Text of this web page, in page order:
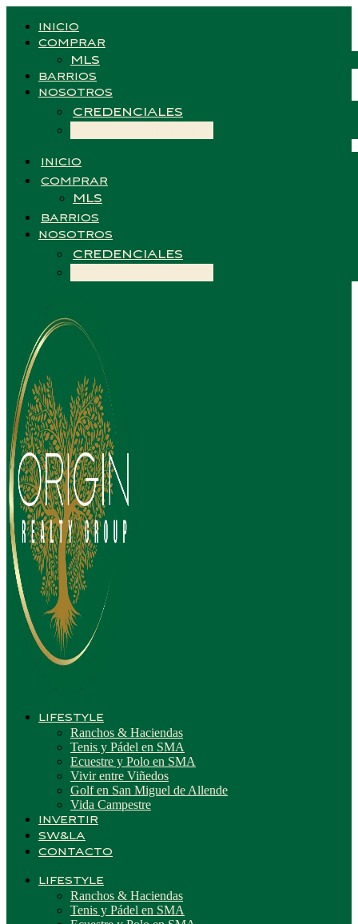
INICIO
COMPRAR
MLS
BARRIOS
NOSOTROS
CREDENCIALES
INICIO
COMPRAR
MLS
BARRIOS
NOSOTROS
CREDENCIALES
LIFESTYLE
Ranchos & Haciendas
Tenis y Pádel en SMA
Ecuestre y Polo en SMA
Vivir entre Viñedos
Golf en San Miguel de Allende
Vida Campestre
INVERTIR
SW&LA
CONTACTO
LIFESTYLE
Ranchos & Haciendas
Tenis y Pádel en SMA